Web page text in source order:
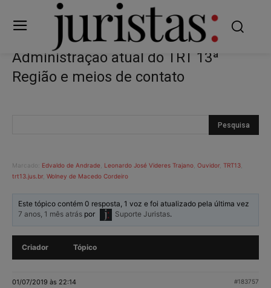
Administração atual do TRT 13ª
Região e meios de contato
Marcado: Edvaldo de Andrade Leonardo José Videres Trajano Ouvidor, TRT13
trt13.jus.br, Wolney de Macedo Cordeiro
Este tópico contém 0 resposta, 1 voz e foi atualizado pela última vez
7 anos, 1 mês atrás por Suporte Juristas.
Criador Tópico
01/07/2019 às 22:14 #183757